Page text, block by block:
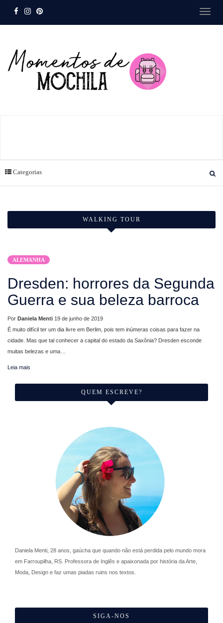
Categorias
WALKING TOUR
ALEMANHA
Dresden: horrores da Segunda
Guerra e sua beleza barroca
Por Daniela Menti 19 de junho de 2019
É muito difícil ter um dia livre em Berlim, pois tem inúmeras coisas para fazer na
cidade. Mas que tal conhecer a capital do estado da Saxônia? Dresden esconde
muitas belezas e uma…
Leia mais
QUEM ESCREVE?
Daniela Menti, 28 anos, gaúcha que quando não está perdida pelo mundo mora
em Farroupilha, RS. Professora de Inglês e apaixonada por história da Arte,
Moda, Design e faz umas piadas ruins nos textos.
SIGA-NOS